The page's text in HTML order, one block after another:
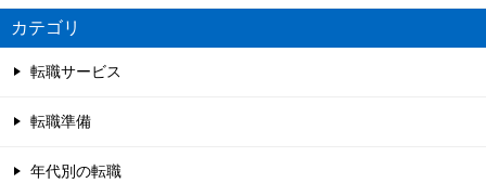
カテゴリ
転職サービス
転職準備
年代別の転職